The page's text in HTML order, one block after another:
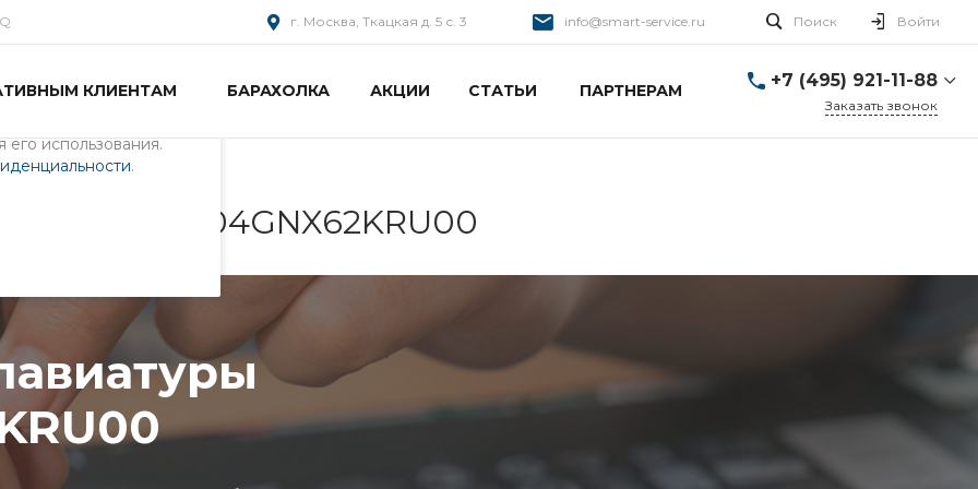
и
использования.
.
г. Москва, Ткацкая д. 5 с. 3 info@smart-service.ru Поиск Войти
КЛИЕНТАМ БАРАХОЛКА АКЦИИ СТАТЬИ ПАРТНЕРАМ
+7 (495) 921-11-88
Заказать звонок
ноутбука 04GNX62KRU00